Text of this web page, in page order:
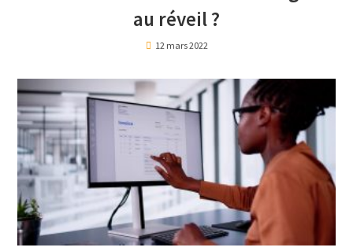
au réveil ?
12 mars 2022